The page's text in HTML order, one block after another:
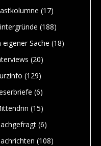
Jim
Warum
(17)
(188)
eigener Sache (18)
(20)
(129)
(6)
(15)
(6)
(108)